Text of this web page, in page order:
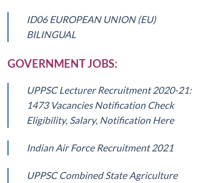
ID06 EUROPEAN UNION (EU)
BILINGUAL
GOVERNMENT JOBS:
UPPSC Lecturer Recruitment 2020-21:
1473 Vacancies Notification Check
Eligibility, Salary, Notification Here
Indian Air Force Recruitment 2021
UPPSC Combined State Agriculture